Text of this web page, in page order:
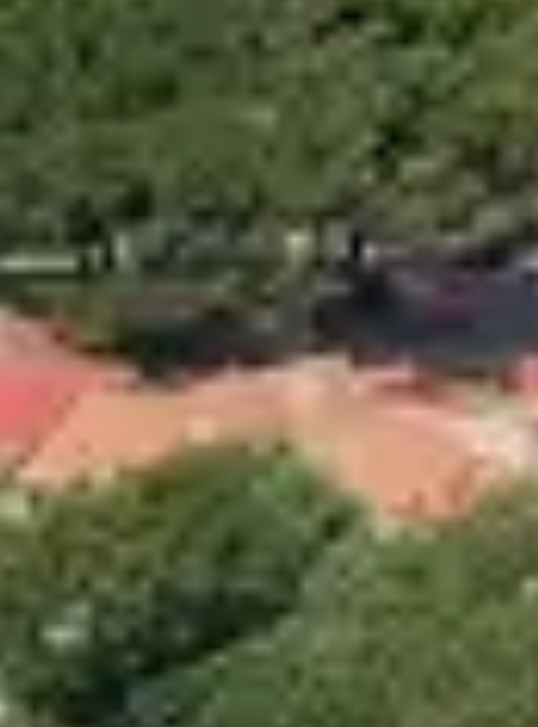
exceptionnel avec accès direct à la plage,
ce qu’il faut voir et faire à Belgodère et
, avec uneplage de sable fin de 1,5
, depadel
, mais aussi d’une
lesclubs enfants de 3 à 17 ans,